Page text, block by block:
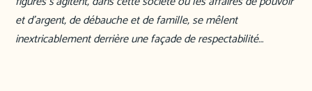
et d’argent, de débauche et de famille, se mêlent
inextricablement derrière une façade de respectabilité…